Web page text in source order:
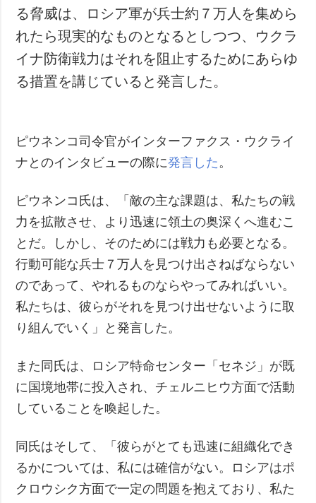
る脅威は、ロシア軍が兵士約７万人を集めら
れたら現実的なものとなるとしつつ、ウクラ
イナ防衛戦力はそれを阻止するためにあらゆ
る措置を講じていると発言した。
ピウネンコ司令官がインターファクス・ウクライ
ナとのインタビューの際に発言した。
ピウネンコ氏は、「敵の主な課題は、私たちの戦
力を拡散させ、より迅速に領土の奥深くへ進むこ
とだ。しかし、そのためには戦力も必要となる。
行動可能な兵士７万人を見つけ出さねばならない
のであって、やれるものならやってみればいい。
私たちは、彼らがそれを見つけ出せないように取
り組んでいく」と発言した。
また同氏は、ロシア特命センター「セネジ」が既
に国境地帯に投入され、チェルニヒウ方面で活動
していることを喚起した。
同氏はそして、「彼らがとても迅速に組織化でき
るかについては、私には確信がない。ロシアはポ
クロウシク方面で一定の問題を抱えており、私た